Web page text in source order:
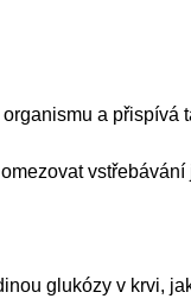
a přispívá
glukózy v krvi,